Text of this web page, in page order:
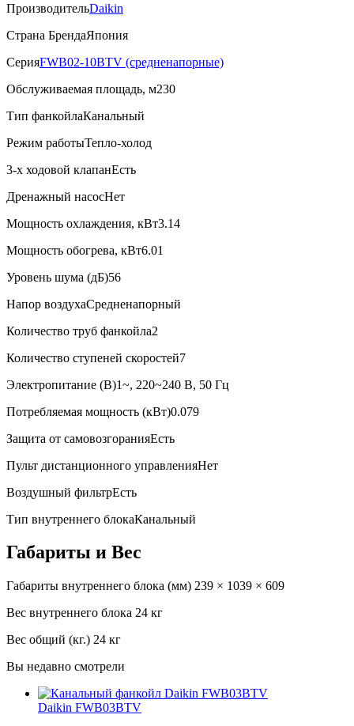
ПроизводительDaikin
Страна БрендаЯпония
СерияFWB02-10BTV (средненапорные)
Обслуживаемая площадь, м230
Тип фанкойлаКанальный
Режим работыТепло-холод
3-х ходовой клапанЕсть
Дренажный насосНет
Мощность охлаждения, кВт3.14
Мощность обогрева, кВт6.01
Уровень шума (дБ)56
Напор воздухаСредненапорный
Количество труб фанкойла2
Количество ступеней скоростей7
Электропитание (В)1~, 220~240 В, 50 Гц
Потребляемая мощность (кВт)0.079
Защита от самовозгоранияЕсть
Пульт дистанционного управленияНет
Воздушный фильтрЕсть
Тип внутреннего блокаКанальный
Габариты и Вес
Габариты внутреннего блока (мм) 239 × 1039 × 609
Вес внутреннего блока 24 кг
Вес общий (кг.) 24 кг
Вы недавно смотрели
Daikin FWB03BTV